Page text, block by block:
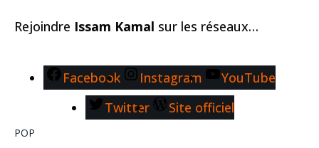
Rejoindre Issam Kamal sur les réseaux…
Facebook Instagram
YouTube
Twitter
Site officiel
POP